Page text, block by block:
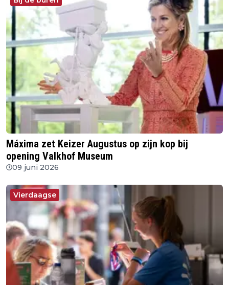
Máxima zet Keizer Augustus op zijn kop bij
opening Valkhof Museum
09 juni 2026
Vierdaagse